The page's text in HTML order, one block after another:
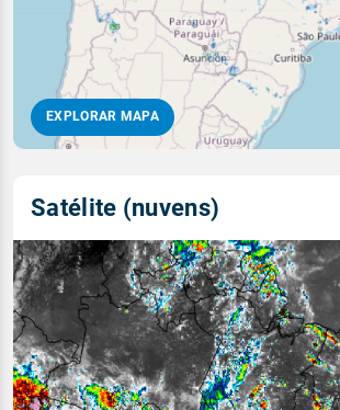
EXPLORAR MAPA
Satélite (nuvens)